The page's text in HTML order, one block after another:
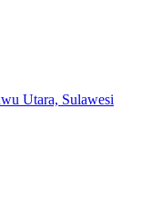
Utara, Sulawesi